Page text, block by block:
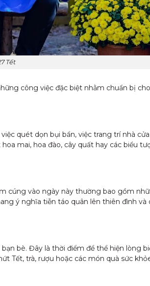
Tết
công việc đặc biệt nhằm chuẩn bị
quét dọn bụi bẩn, việc trang trí nhà
mai, hoa đào, cây quất hay các biểu
cúng vào ngày này thường bao gồm
ý nghĩa tiễn táo quân lên thiên đình và
bè. Đây là thời điểm để thể hiện lòng
Tết, trà, rượu hoặc các món quà sức